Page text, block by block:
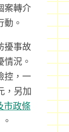
案轉介
。
擾事故
況。
控，一
，另加
市政條